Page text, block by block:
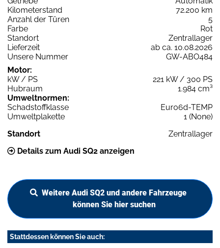
Kilometerstand
72.200 km
Anzahl der Türen
5
Farbe
Rot
Standort
Zentrallager
Lieferzeit
ab ca. 10.08.2026
Unsere Nummer
GW-ABO484
Motor:
kW / PS
221 kW / 300 PS
Hubraum
1.984 cm³
Umweltnormen:
Schadstoffklasse
Euro6d-TEMP
Umweltplakette
1 (None)
Standort
Zentrallager
Details zum Audi SQ2 anzeigen
Weitere Audi SQ2 und andere Fahrzeuge
können Sie hier suchen
Stattdessen können Sie auch: